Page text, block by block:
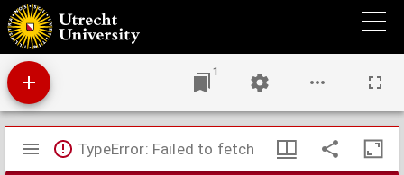
Architectura chivilis, vertoonende verscheyde treffelijcke cappen, soo van toorens,
kercke, als mede veelderhande voorname huysen, etc en eenige wenteltrappen :
dienstigh voor alle lief-hebbers en leerlingen van de bouw-konst
1
MiradorTypeError: Failed to fetch